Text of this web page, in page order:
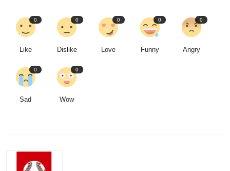
0
Like
0
Dislike
0
Love
0
Funny
0
Angry
0
Sad
0
Wow